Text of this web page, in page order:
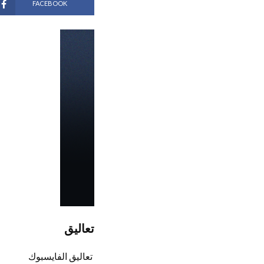
FACEBOOK
تعاليق
تعاليق الفايسبوك